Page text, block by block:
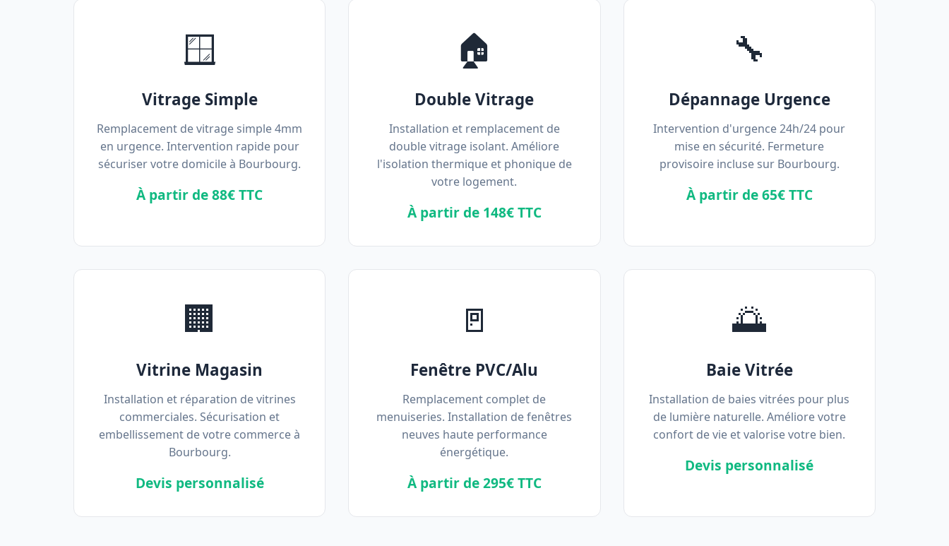
🪟
Vitrage Simple
Remplacement de vitrage simple 4mm
en urgence. Intervention rapide pour
sécuriser votre domicile à Bourbourg.
À partir de 88€ TTC
🏠
Double Vitrage
Installation et remplacement de
double vitrage isolant. Améliore
l'isolation thermique et phonique de
votre logement.
À partir de 148€ TTC
🔧
Dépannage Urgence
Intervention d'urgence 24h/24 pour
mise en sécurité. Fermeture
provisoire incluse sur Bourbourg.
À partir de 65€ TTC
🏢
Vitrine Magasin
Installation et réparation de vitrines
commerciales. Sécurisation et
embellissement de votre commerce à
Bourbourg.
Devis personnalisé
🚪
Fenêtre PVC/Alu
Remplacement complet de
menuiseries. Installation de fenêtres
neuves haute performance
énergétique.
À partir de 295€ TTC
🌅
Baie Vitrée
Installation de baies vitrées pour plus
de lumière naturelle. Améliore votre
confort de vie et valorise votre bien.
Devis personnalisé